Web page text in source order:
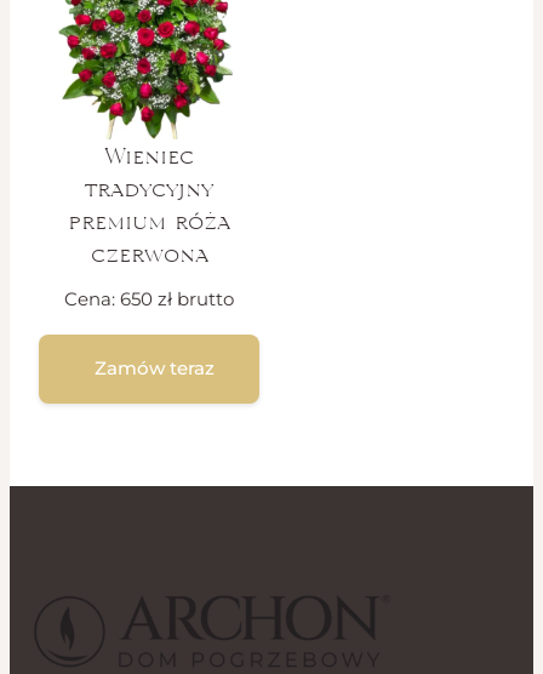
Wieniec
tradycyjny
premium róża
czerwona
Cena: 650 zł brutto
Zamów teraz